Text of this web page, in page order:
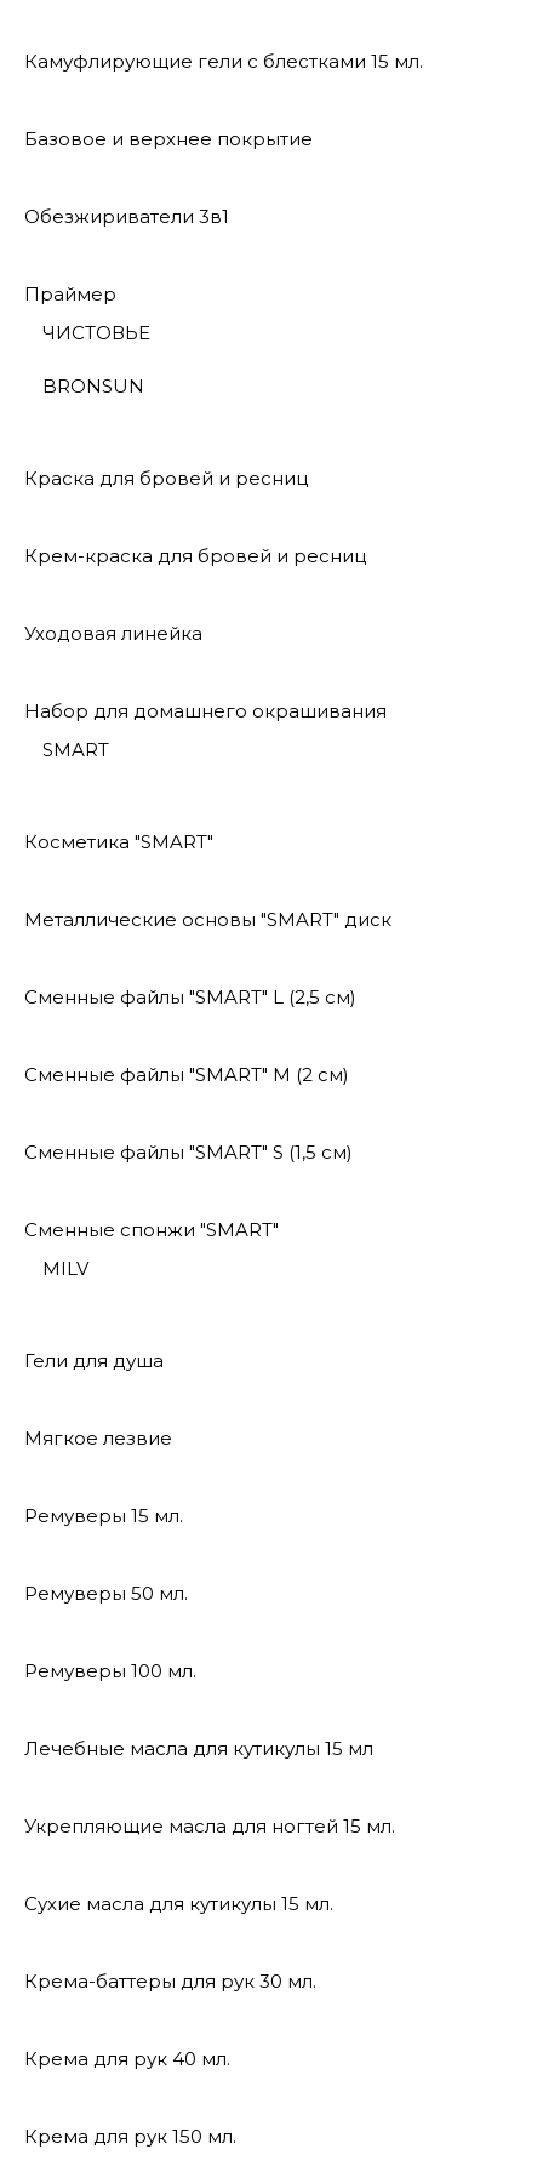
Камуфлирующие гели с блестками 15 мл.
Базовое и верхнее покрытие
Обезжириватели 3в1
Праймер
ЧИСТОВЬЕ
BRONSUN
Краска для бровей и ресниц
Крем-краска для бровей и ресниц
Уходовая линейка
Набор для домашнего окрашивания
SMART
Косметика "SMART"
Металлические основы "SMART" диск
Сменные файлы "SMART" L (2,5 см)
Сменные файлы "SMART" M (2 см)
Сменные файлы "SMART" S (1,5 см)
Сменные спонжи "SMART"
MILV
Гели для душа
Мягкое лезвие
Ремуверы 15 мл.
Ремуверы 50 мл.
Ремуверы 100 мл.
Лечебные масла для кутикулы 15 мл
Укрепляющие масла для ногтей 15 мл.
Сухие масла для кутикулы 15 мл.
Крема-баттеры для рук 30 мл.
Крема для рук 40 мл.
Крема для рук 150 мл.